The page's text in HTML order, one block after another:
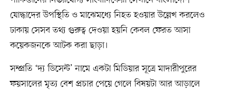
যোদ্ধাদের উপস্থিতি ও মাঝেমধ্যে নিহত হওয়ার উল্লেখ করলেও
ঢাকায় সেসব তথ্য গুরুত্ব দেওয়া হয়নি কেবল ফেরত আসা
কয়েকজনকে আটক করা ছাড়া।
সম্প্রতি ‘দ্য ডিসেন্ট’ নামে একটা মিডিয়ার সূত্রে মাদারীপুরের
ফয়সালের মৃত্য বেশ প্রচার পেয়ে গেলে বিষয়টা আর আড়ালে